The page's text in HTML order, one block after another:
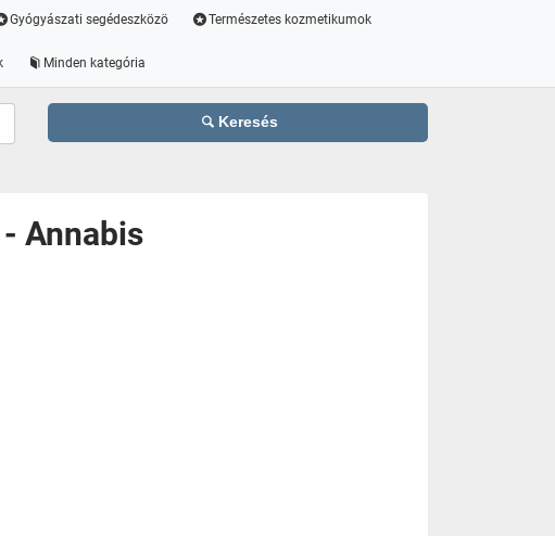
Gyógyászati segédeszközö Természetes kozmetikumok
Minden kategória
Keresés
- Annabis